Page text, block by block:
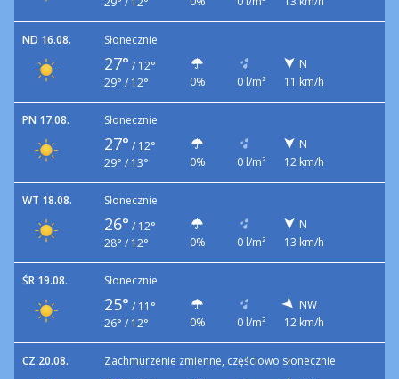
ND 16.08. Słonecznie
27° / 12°
29° / 12°
0% 0 l/m²
N
11 km/h
PN 17.08. Słonecznie
27° / 12°
29° / 13°
0% 0 l/m²
N
12 km/h
WT 18.08. Słonecznie
26° / 12°
28° / 12°
0% 0 l/m²
N
13 km/h
ŚR 19.08. Słonecznie
25° / 11°
26° / 12°
0% 0 l/m²
NW
12 km/h
CZ 20.08. Zachmurzenie zmienne, częściowo słonecznie